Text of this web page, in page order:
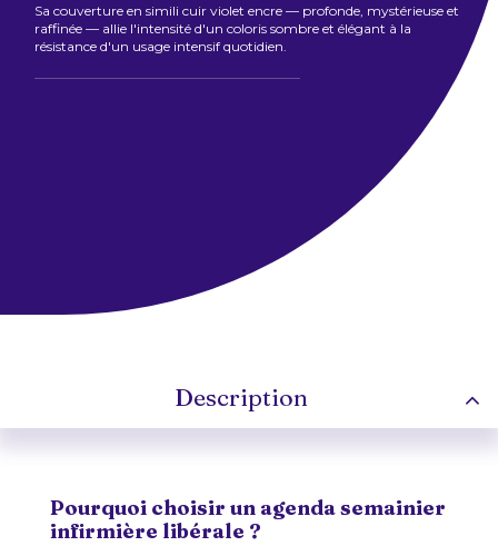
Sa couverture en simili cuir violet encre — profonde, mystérieuse et
raffinée — allie l'intensité d'un coloris sombre et élégant à la
résistance d'un usage intensif quotidien.
Description
Pourquoi choisir un agenda semainier
infirmière libérale ?